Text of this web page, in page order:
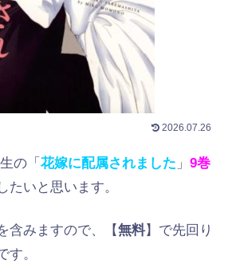
2026.07.26
の「 花嫁に配属されました 」 9巻
たいと思います。
含みますので、【無料】で先回り
す。